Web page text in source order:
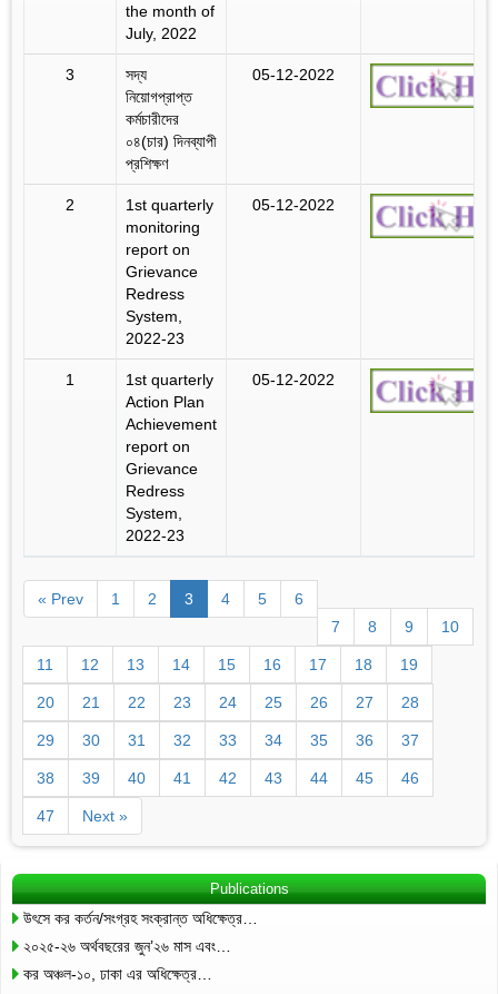
the month of
July, 2022
3
সদ্য
নিয়োগপ্রাপ্ত
কর্মচারীদের
০৪(চার) দিনব্যাপী
প্রশিক্ষণ
05-12-2022
2
1st quarterly
monitoring
report on
Grievance
Redress
System,
2022-23
05-12-2022
1
1st quarterly
Action Plan
Achievement
report on
Grievance
Redress
System,
2022-23
05-12-2022
« Prev 1 2 3 4 5
6
7
8 9 10
11 12 13 14 15 16 17 18 19
20 21 22 23 24 25 26 27 28
29 30 31 32 33 34 35 36 37
38 39 40 41 42 43 44 45 46
47 Next »
Publications
উৎসে কর কর্তন/সংগ্রহ সংক্রান্ত অধিক্ষেত্র…
২০২৫-২৬ অর্থবছরের জুন’২৬ মাস এবং…
কর অঞ্চল-১০, ঢাকা এর অধিক্ষেত্র…